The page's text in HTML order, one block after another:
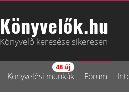
Könyvelők.hu
Könyvelő keresése sikeresen
Könyvelési munkák
48 új
Fórum